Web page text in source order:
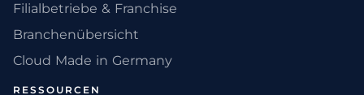
Filialbetriebe & Franchise
Branchenübersicht
Cloud Made in Germany
RESSOURCEN